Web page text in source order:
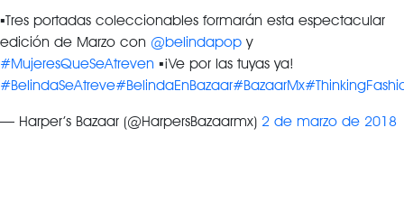
▪️Tres portadas coleccionables formarán esta espectacular
edición de Marzo con @belindapop y
#MujeresQueSeAtreven ▪️¡Ve por las tuyas ya!
#BelindaSeAtreve#BelindaEnBazaar#BazaarMx
— Harper’s Bazaar (@HarpersBazaarmx) 2 de marzo de 2018